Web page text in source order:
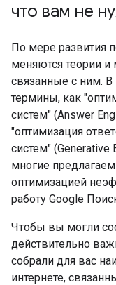
что вам не
По мере развития
меняются теории и
связанные с ним. В
термины, как
систем" (Answer
"оптимизация
систем" (Generative
многие
оптимизацией
работу Google
Чтобы вы могли
действительно
собрали для вас
интернете,